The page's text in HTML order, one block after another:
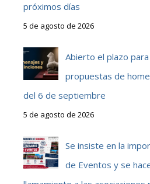
próximos días
5 de agosto de 2026
Abierto el plazo
propuestas de
del 6 de septiembre
5 de agosto de 2026
Se insiste en la
de Eventos y se